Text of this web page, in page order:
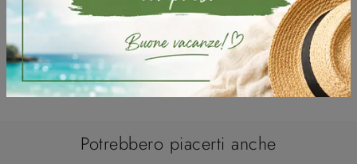
Potrebbero piacerti anche